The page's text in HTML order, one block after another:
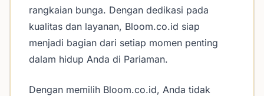
rangkaian bunga. Dengan dedikasi pada
kualitas dan layanan, Bloom.co.id siap
menjadi bagian dari setiap momen penting
dalam hidup Anda di Pariaman.
Dengan memilih Bloom.co.id, Anda tidak